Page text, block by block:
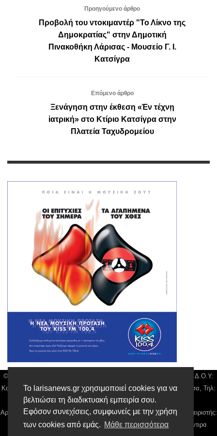
Το larisanews.gr χρησιμοποιεί cookies για να
βελτιώσει τη διαδικτυακή εμπειρία σου.
Εφόσον συνεχίσεις, συμφωνείς με την χρήση
των cookies από εμάς. Μάθε περισσότερα
Προηγούμενο άρθρο
Προβολή του ντοκιμαντέρ "Το Λίκνο της
Δημοκρατίας" στην Δημοτική
Πινακοθήκη Λάρισας - Μουσείο Γ. Ι.
Κατσίγρα
Επόμενο άρθρο
Ξενάγηση στην έκθεση «Ἐν τέχνῃ
ἰατρική» στο Κτίριο Κατσίγρα στην
Πλατεία Ταχυδρομείου
© Larisa News | Διακριτικός Τίτλος: Orion Media, ΑΦΜ: 043750542, Δ.Ο.Υ:
Καρδίτσας, Υπο/μα Λάρισας, Δ/νση: Φαρμακίδου 36 τ.κ 41222 Λάρισα, Τηλ:
2410 259100, email: news@larisanews.gr
Αρ. Γεμή: 018804431000, Νόμιμος Εκπρόσωπος, Ιδιοκτήτης και Διαχειριστής:
Παναγιώτης Φιλίππου, Διευθύντρια: Γιαννουσά Βασιλική, Διευθύντιρα